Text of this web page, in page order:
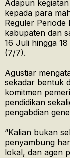
Adapun
kepada para
Reguler Periode
kabupaten dan
16 Juli hingga
(7/7).
Agustiar
sekadar bentuk
komitmen
pendidikan
pengabdian
“Kalian bukan
penyambung
lokal, dan agen